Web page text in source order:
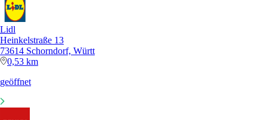
Lidl
Heinkelstraße 13
73614 Schorndorf, Württ
0,53 km
geöffnet